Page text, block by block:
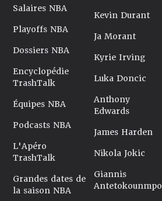
Salaires NBA
Playoffs NBA
Dossiers NBA
Encyclopédie
TrashTalk
Équipes NBA
Podcasts NBA
L'Apéro
TrashTalk
Grandes dates de
la saison NBA
Kevin Durant
Ja Morant
Kyrie Irving
Luka Doncic
Anthony
Edwards
James Harden
Nikola Jokic
Giannis
Antetokounmpo